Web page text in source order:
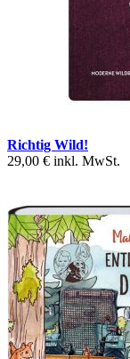
Richtig Wild!
29,00 € inkl. MwSt.